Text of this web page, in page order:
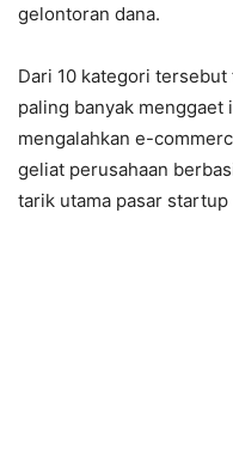
gelontoran dana.
Dari 10 kategori
paling banyak menggaet
mengalahkan e-
geliat perusahaan
tarik utama pasar